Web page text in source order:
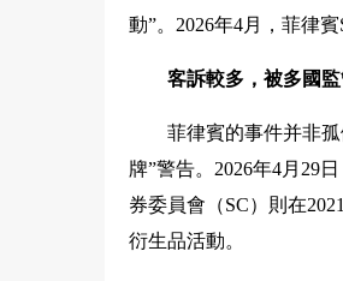
動”。2026年4月，菲律
客訴較多，被多國
菲律賓的事件并非
牌”警告。2026年4月29
券委員會（SC）則在
衍生品活動。